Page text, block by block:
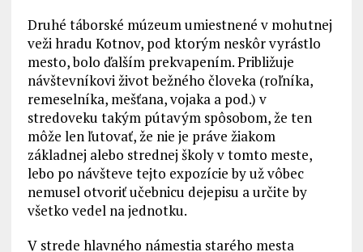
Druhé táborské múzeum umiestnené v mohutnej
veži hradu Kotnov, pod ktorým neskôr vyrástlo
mesto, bolo ďalším prekvapením. Približuje
návštevníkovi život bežného človeka (roľníka,
remeselníka, mešťana, vojaka a pod.) v
stredoveku takým pútavým spôsobom, že ten
môže len ľutovať, že nie je práve žiakom
základnej alebo strednej školy v tomto meste,
lebo po návšteve tejto expozície by už vôbec
nemusel otvoriť učebnicu dejepisu a určite by
všetko vedel na jednotku.
V strede hlavného námestia starého mesta